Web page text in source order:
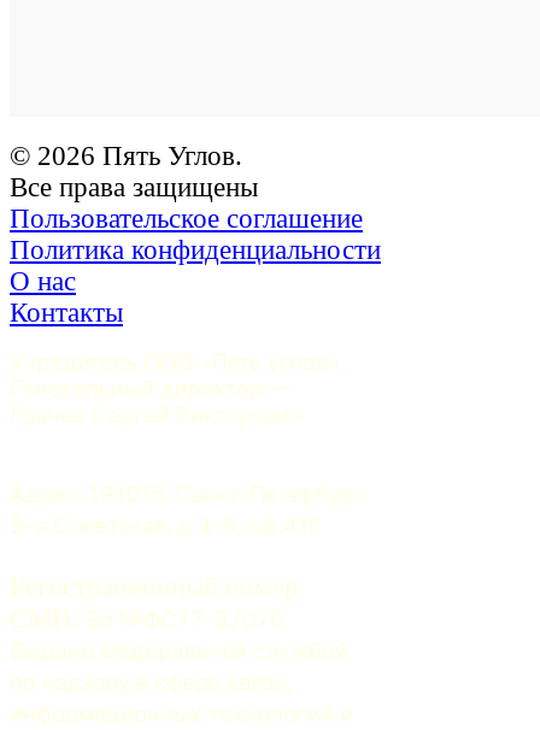
© 2026 Пять Углов.
Все права защищены
Пользовательское соглашение
Политика конфиденциальности
О нас
Контакты
Учредитель ООО «Пять углов».
Генеральный директор —
Грачев Сергей Викторович
Адрес: 191015, Санкт-Петербург,
9-я Советская, д.4-6, оф.415
Регистрационный номер
СМИ: Эл №ФС77-37070.
Выдано Федеральной службой
по надзору в сфере связи,
информационных технологий и